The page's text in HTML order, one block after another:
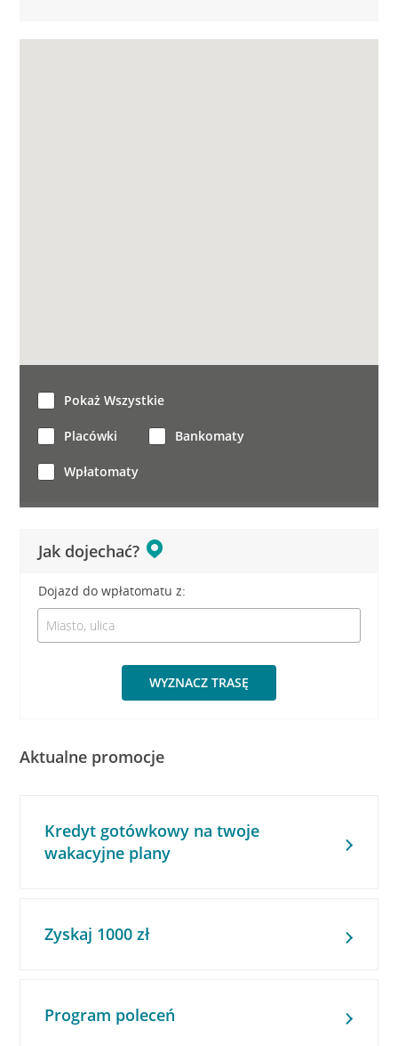
Jak dojechać?
Dojazd do wpłatomatu z:
WYZNACZ TRASĘ
Pokaż Wszystkie
Placówki Bankomaty
Wpłatomaty
Aktualne promocje
Kredyt gotówkowy na twoje
wakacyjne plany
Zyskaj 1000 zł
Program poleceń